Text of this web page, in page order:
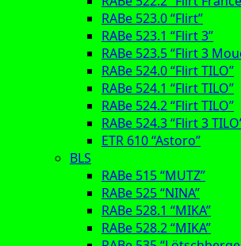
RABe 523.0 “Flirt”
RABe 523.1 “Flirt 3”
RABe 523.5 “Flirt 3
RABe 524.0 “Flirt TILO”
RABe 524.1 “Flirt TILO”
RABe 524.2 “Flirt TILO”
RABe 524.3 “Flirt 3
ETR 610 “Astoro”
BLS
RABe 515 “MUTZ”
RABe 525 “NINA”
RABe 528.1 “MIKA”
RABe 528.2 “MIKA”